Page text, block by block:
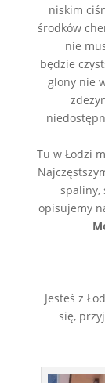
niskim
środków
nie
będzie
glony nie
Tu w Łodzi
spaliny,
opisujemy
Jesteś z
się,